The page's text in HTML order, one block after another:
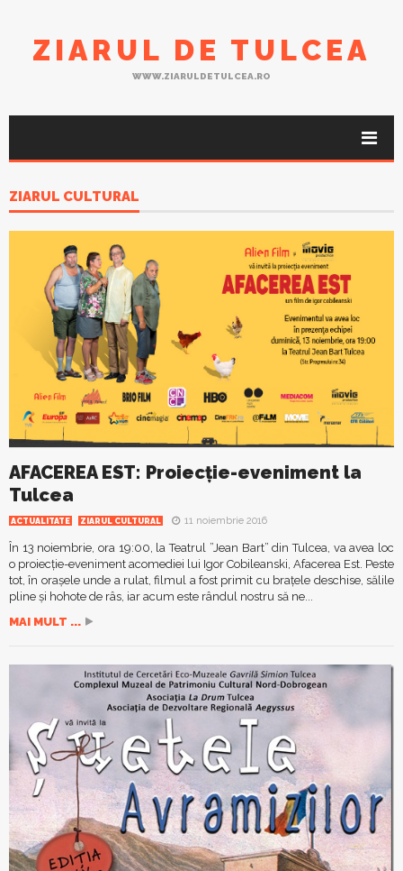
ZIARUL DE TULCEA
WWW.ZIARULDETULCEA.RO
ZIARUL CULTURAL
AFACEREA EST: Proiecție-eveniment la
Tulcea
ACTUALITATE ZIARUL CULTURAL 11 noiembrie 2016
În 13 noiembrie, ora 19:00, la Teatrul ”Jean Bart” din Tulcea, va avea loc
o proiecție-eveniment acomediei lui Igor Cobileanski, Afacerea Est. Peste
tot, în orașele unde a rulat, filmul a fost primit cu brațele deschise, sălile
pline și hohote de râs, iar acum este rândul nostru să ne...
MAI MULT ...